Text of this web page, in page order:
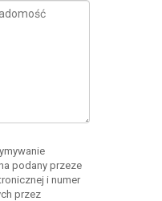
podany przeze
i numer
przez